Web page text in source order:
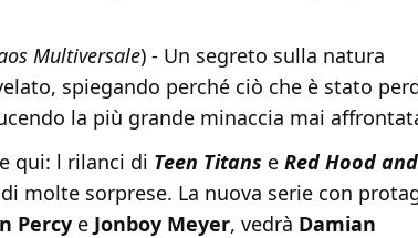
Multiversale) - Un segreto sulla natura
spiegando perché ciò che è stato
la più grande minaccia mai
qui: l rilanci di Teen Titans e Red Hood
molte sorprese. La nuova serie con
Percy e Jonboy Meyer, vedrà Damian